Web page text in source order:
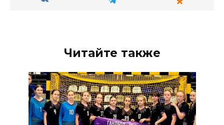
Читайте также